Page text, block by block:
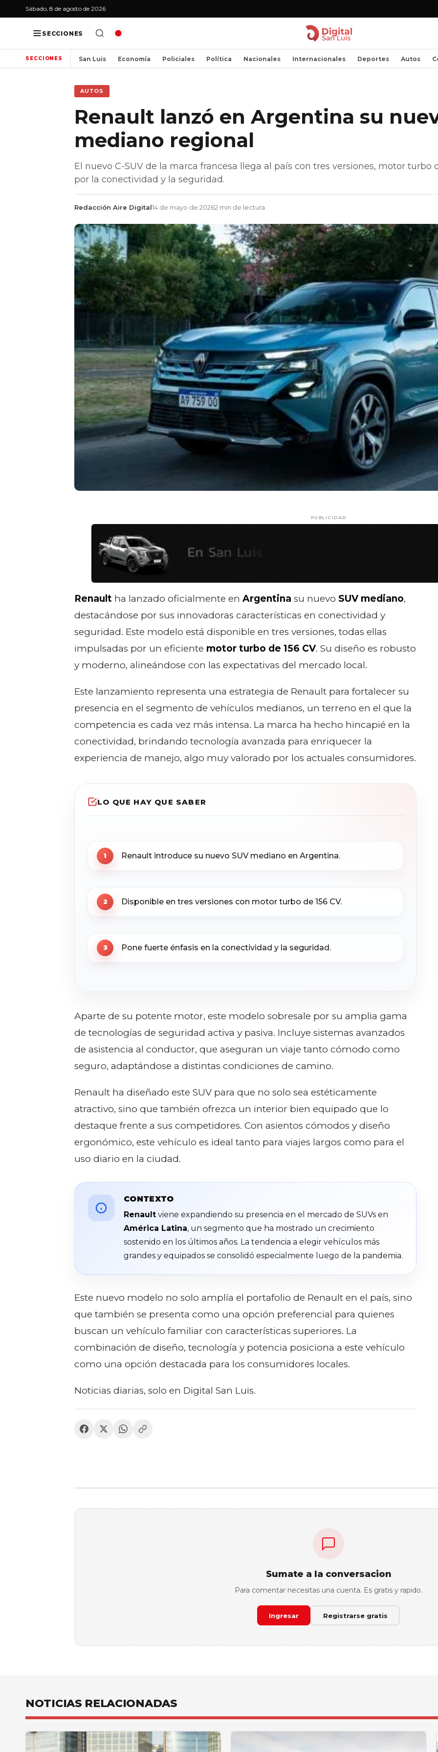
Sábado, 8 de agosto de 2026
SECCIONES
SECCIONES San Luis Economía Policiales Política Nacionales Internacionales Deportes Autos
AUTOS
Renault lanzó en Argentina su
mediano regional
El nuevo C-SUV de la marca francesa llega al país con tres versiones, motor turbo
por la conectividad y la seguridad.
Redacción Aire Digital14 de mayo de 20262 min de lectura
PUBLICIDAD
Renault ha lanzado oficialmente en Argentina su nuevo SUV mediano,
destacándose por sus innovadoras características en conectividad y
seguridad. Este modelo está disponible en tres versiones, todas ellas
impulsadas por un eficiente motor turbo de 156 CV. Su diseño es robusto
y moderno, alineándose con las expectativas del mercado local.
Este lanzamiento representa una estrategia de Renault para fortalecer su
presencia en el segmento de vehículos medianos, un terreno en el que la
competencia es cada vez más intensa. La marca ha hecho hincapié en la
conectividad, brindando tecnología avanzada para enriquecer la
experiencia de manejo, algo muy valorado por los actuales consumidores.
LO QUE HAY QUE SABER
Renault introduce su nuevo SUV mediano en Argentina.
Disponible en tres versiones con motor turbo de 156 CV.
Pone fuerte énfasis en la conectividad y la seguridad.
Aparte de su potente motor, este modelo sobresale por su amplia gama
de tecnologías de seguridad activa y pasiva. Incluye sistemas avanzados
de asistencia al conductor, que aseguran un viaje tanto cómodo como
seguro, adaptándose a distintas condiciones de camino.
Renault ha diseñado este SUV para que no solo sea estéticamente
atractivo, sino que también ofrezca un interior bien equipado que lo
destaque frente a sus competidores. Con asientos cómodos y diseño
ergonómico, este vehículo es ideal tanto para viajes largos como para el
uso diario en la ciudad.
CONTEXTO
Renault viene expandiendo su presencia en el mercado de SUVs en
América Latina, un segmento que ha mostrado un crecimiento
sostenido en los últimos años. La tendencia a elegir vehículos más
grandes y equipados se consolidó especialmente luego de la pandemia.
Este nuevo modelo no solo amplía el portafolio de Renault en el país, sino
que también se presenta como una opción preferencial para quienes
buscan un vehículo familiar con características superiores. La
combinación de diseño, tecnología y potencia posiciona a este vehículo
como una opción destacada para los consumidores locales.
Noticias diarias, solo en Digital San Luis.
Sumate a la conversacion
Para comentar necesitas una cuenta. Es gratis y rapido.
Ingresar Registrarse gratis
NOTICIAS RELACIONADAS